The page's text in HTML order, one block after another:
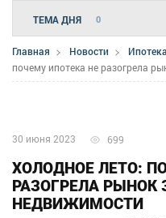
ТЕМА ДНЯ 0
Главная Новости
почему ипотека не разогрела
30 июня 2023 699
ХОЛОДНОЕ ЛЕТО:
РАЗОГРЕЛА РЫНОК
НЕДВИЖИМОСТИ